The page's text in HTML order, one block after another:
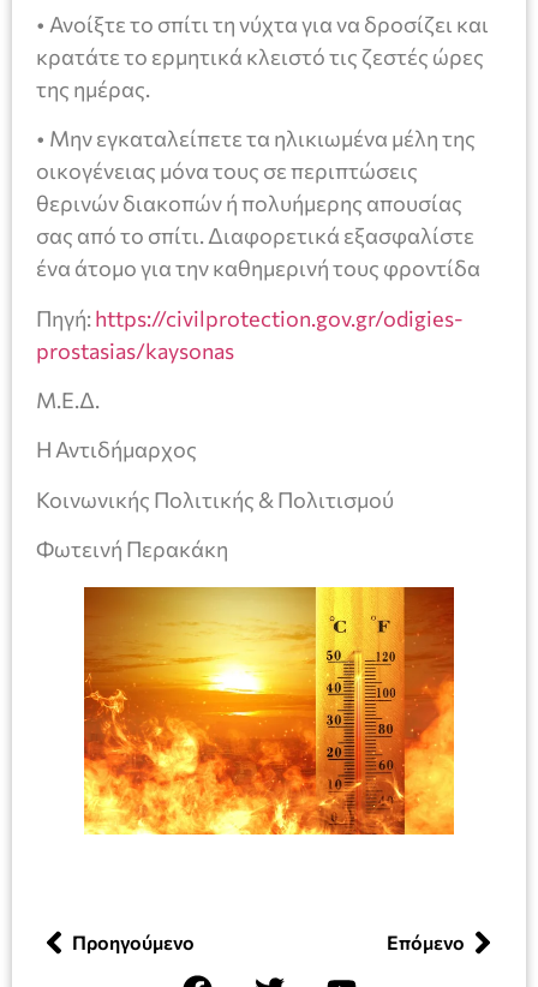
• Ανοίξτε το σπίτι τη νύχτα για να δροσίζει και
κρατάτε το ερμητικά κλειστό τις ζεστές ώρες
της ημέρας.
• Μην εγκαταλείπετε τα ηλικιωμένα μέλη της
οικογένειας μόνα τους σε περιπτώσεις
θερινών διακοπών ή πολυήμερης απουσίας
σας από το σπίτι. Διαφορετικά εξασφαλίστε
ένα άτομο για την καθημερινή τους φροντίδα
Πηγή:https://civilprotection.gov.gr/odigies-
prostasias/kaysonas
Μ.Ε.Δ.
Η Αντιδήμαρχος
Κοινωνικής Πολιτικής & Πολιτισμού
Φωτεινή Περακάκη
Προηγούμενο Επόμενο